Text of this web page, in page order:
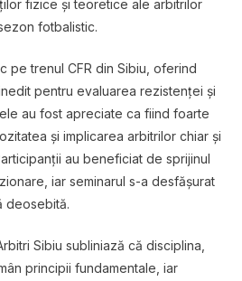
fizice și teoretice ale arbitrilor
fotbalistic.
pe trenul CFR din Sibiu, oferind
pentru evaluarea rezistenței și
au fost apreciate ca fiind foarte
și implicarea arbitrilor chiar și
au beneficiat de sprijinul
iar seminarul s-a desfășurat
deosebită.
Sibiu subliniază că disciplina,
principii fundamentale, iar